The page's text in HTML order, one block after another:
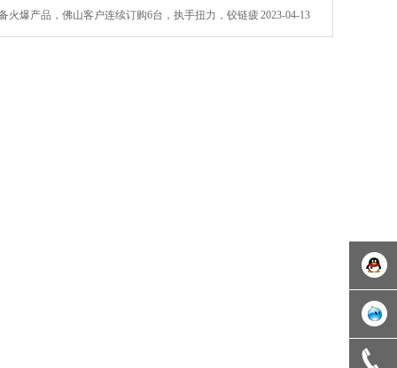
2023-04-13
火爆产品，佛山客户连续订购6台，执手扭力，铰链疲
试机全套
奥祥仪
东莞市